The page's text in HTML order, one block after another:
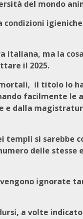
del mondo
italiana, ma la
il 2025.
il titolo lo
facilmente le
dalla
templi si sarebbe
delle
vengono ignorate
a volte